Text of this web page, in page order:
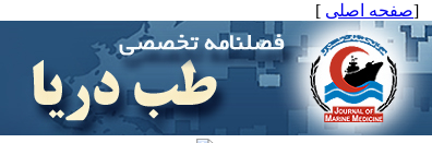
[صفحه اصلی ]